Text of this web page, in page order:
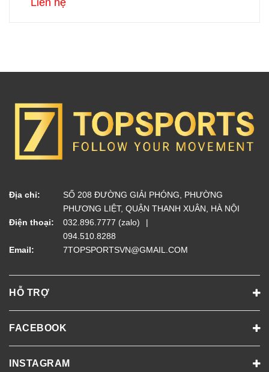
Liên hệ
Địa chỉ:
SỐ 208 ĐƯỜNG GIẢI PHÓNG, PHƯỜNG
PHƯƠNG LIỆT, QUẬN THANH XUÂN, HÀ NỘI
Điện thoại:
032.896.7777 (zalo)
094.510.8288
Email:
7TOPSPORTSVN@GMAIL.COM
HỖ TRỢ
FACEBOOK
INSTAGRAM